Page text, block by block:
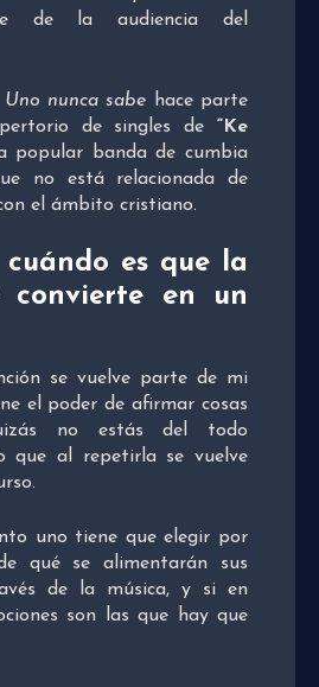
de la audiencia del
Uno nunca sabe hace parte
de singles de “Ke
popular banda de cumbia
no está relacionada de
el ámbito cristiano.
cuándo es que la
convierte en un
se vuelve parte de mi
el poder de afirmar cosas
no estás del todo
que al repetirla se vuelve
uno tiene que elegir por
qué se alimentarán sus
de la música, y si en
son las que hay que